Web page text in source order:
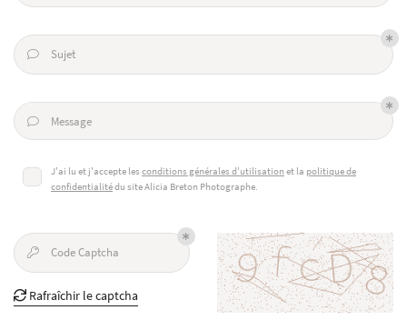
Accueil
Une
En cochant cette case, vous consentez à recevoir nos propositions commerciales à l'adresse
Inscription
 Sujet
 Message
J'ai lu et j'accepte les conditions générales d'utilisation et la politique de
confidentialitédu siteAlicia Breton Photographe.
 Code Captcha
 Rafraîchir le captcha